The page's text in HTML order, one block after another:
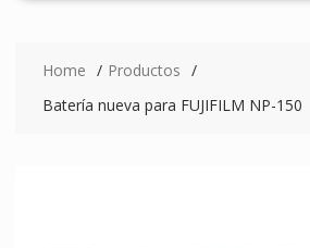
Home
Productos
Batería nueva para FUJIFILM NP-150